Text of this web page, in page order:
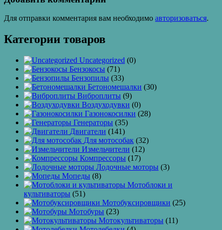
записям
Для отправки комментария вам необходимо авторизоваться.
Категории товаров
Uncategorized (0)
Бензокосы (71)
Бензопилы (33)
Бетономешалки (30)
Виброплиты (9)
Воздуходувки (0)
Газонокосилки (28)
Генераторы (35)
Двигатели (141)
Для мотособак (32)
Измельчители (12)
Компрессоры (17)
Лодочные моторы (3)
Мопеды (8)
Мотоблоки и
культиваторы (51)
Мотобуксировщики (25)
Мотобуры (23)
Мотокультиваторы (11)